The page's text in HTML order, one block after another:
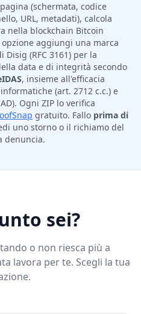
(schermata, codice
URL, metadati), calcola
nella blockchain Bitcoin
opzione aggiungi una marca
Disig (RFC 3161) per la
data e di integrità secondo
, insieme all'efficacia
(art. 2712 c.c.) e
Ogni ZIP lo verifica
gratuito. Fallo prima di
uno storno o il richiamo del
denuncia.
sei?
o non riesca più a
lavora per te. Scegli la tua